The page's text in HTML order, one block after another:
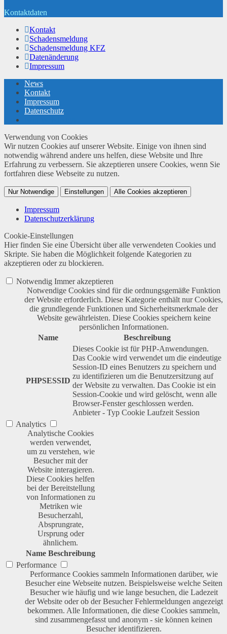
Kontaktdaten
Kontakt
Schadensmeldung
Schadensmeldung KFZ
Datenänderung
Impressum
News
Kontakt
Impressum
Datenschutz
Verwendung von Cookies
Wir nutzen Cookies auf unserer Website. Einige von ihnen sind
notwendig während andere uns helfen, diese Website und Ihre
Erfahrung zu verbessern. Sie akzeptieren unsere Cookies, wenn Sie
fortfahren diese Webseite zu nutzen.
Nur Notwendige Einstellungen Alle Cookies akzeptieren
Impressum
Datenschutzerklärung
Cookie-Einstellungen
Hier finden Sie eine Übersicht über alle verwendeten Cookies und
Skripte. Sie haben die Möglichkeit folgende Kategorien zu
akzeptieren oder zu blockieren.
Notwendig Immer akzeptieren
Notwendige Cookies sind für die ordnungsgemäße Funktion
der Website erforderlich. Diese Kategorie enthält nur Cookies,
die grundlegende Funktionen und Sicherheitsmerkmale der
Website gewährleisten. Diese Cookies speichern keine
persönlichen Informationen.
Name
Beschreibung
PHPSESSID
Dieses Cookie ist für PHP-Anwendungen.
Das Cookie wird verwendet um die eindeutige
Session-ID eines Benutzers zu speichern und
zu identifizieren um die Benutzersitzung auf
der Website zu verwalten. Das Cookie ist ein
Session-Cookie und wird gelöscht, wenn alle
Browser-Fenster geschlossen werden.
Anbieter - Typ Cookie Laufzeit Session
Analytics
Analytische Cookies
werden verwendet,
um zu verstehen, wie
Besucher mit der
Website interagieren.
Diese Cookies helfen
bei der Bereitstellung
von Informationen zu
Metriken wie
Besucherzahl,
Absprungrate,
Ursprung oder
ähnlichem.
Name Beschreibung
Performance
Performance Cookies sammeln Informationen darüber, wie
Besucher eine Webseite nutzen. Beispielsweise welche Seiten
Besucher wie häufig und wie lange besuchen, die Ladezeit
der Website oder ob der Besucher Fehlermeldungen angezeigt
bekommen. Alle Informationen, die diese Cookies sammeln,
sind zusammengefasst und anonym - sie können keinen
Besucher identifizieren.